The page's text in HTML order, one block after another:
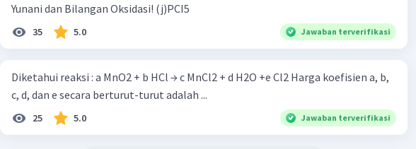
Yunani dan Bilangan Oksidasi! (j)PCI5
35 5.0 Jawaban terverifikasi
Diketahui reaksi : a MnO2 + b HCl → c MnCl2 + d H2O +e Cl2 Harga koefisien a, b,
c, d, dan e secara berturut-turut adalah ...
25 5.0 Jawaban terverifikasi